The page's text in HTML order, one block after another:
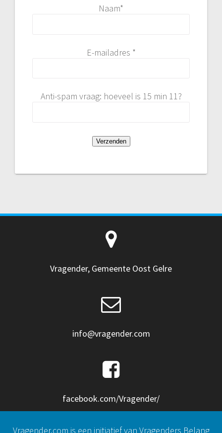
Naam*
E-mailadres *
Anti-spam vraag: hoeveel is 15 min 11?
Vragender, Gemeente Oost Gelre
info@vragender.com
facebook.com/Vragender/
Vragender.com is een initiatief van Vragenders Belang